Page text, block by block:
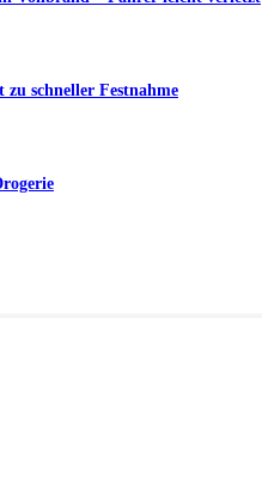
schneller Festnahme